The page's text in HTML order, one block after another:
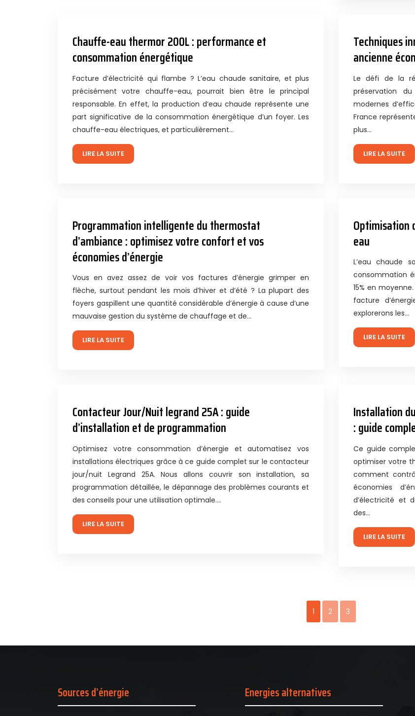
Chauffe-eau thermor 200L : performance et
consommation énergétique
Facture d’électricité qui flambe ? L’eau chaude sanitaire, et plus
précisément votre chauffe-eau, pourrait bien être le principal
responsable. En effet, la production d’eau chaude représente une
part significative de la consommation énergétique d’un foyer. Les
chauffe-eau électriques, et particulièrement…
LIRE LA SUITE
Techniques
ancienne
Le défi de la
préservation
modernes
France
plus…
LIRE LA SUITE
Programmation intelligente du thermostat
d’ambiance : optimisez votre confort et vos
économies d’énergie
Vous en avez assez de voir vos factures d’énergie grimper en
flèche, surtout pendant les mois d’hiver et d’été ? La plupart des
foyers gaspillent une quantité considérable d’énergie à cause d’une
mauvaise gestion du système de chauffage et de…
LIRE LA SUITE
Optimisation
eau
L’eau chaude
consommation
15% en
facture
explorerons les…
LIRE LA SUITE
Contacteur Jour/Nuit legrand 25A : guide
d’installation et de programmation
Optimisez votre consommation d’énergie et automatisez vos
installations électriques grâce à ce guide complet sur le contacteur
jour/nuit Legrand 25A. Nous allons couvrir son installation, sa
programmation détaillée, le dépannage des problèmes courants et
des conseils pour une utilisation optimale….
LIRE LA SUITE
Installation
: guide
Ce guide
optimiser votre
comment
économies
d’électricité et
des…
LIRE LA SUITE
1 2 3
Sources d’énergie Energies alternatives